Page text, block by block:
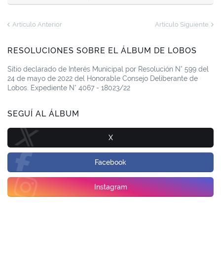
Artículo Anterior Artículo Siguiente
RESOLUCIONES SOBRE EL ÁLBUM DE LOBOS
Sitio declarado de Interés Municipal por Resolución N° 599 del
24 de mayo de 2022 del Honorable Consejo Deliberante de
Lobos. Expediente N° 4067 - 18023/22
SEGUÍ AL ÁLBUM
X
Facebook
Instagram